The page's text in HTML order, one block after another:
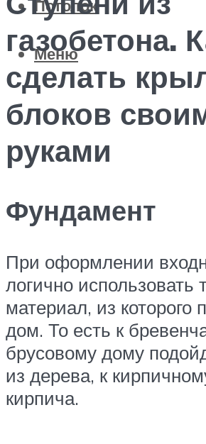
Потолок
Меню
газобетона.
сделать
блоков
руками
Фундамент
При оформлении
логично использовать
материал, из которого
дом. То есть к
брусовому дому
из дерева, к
кирпича.